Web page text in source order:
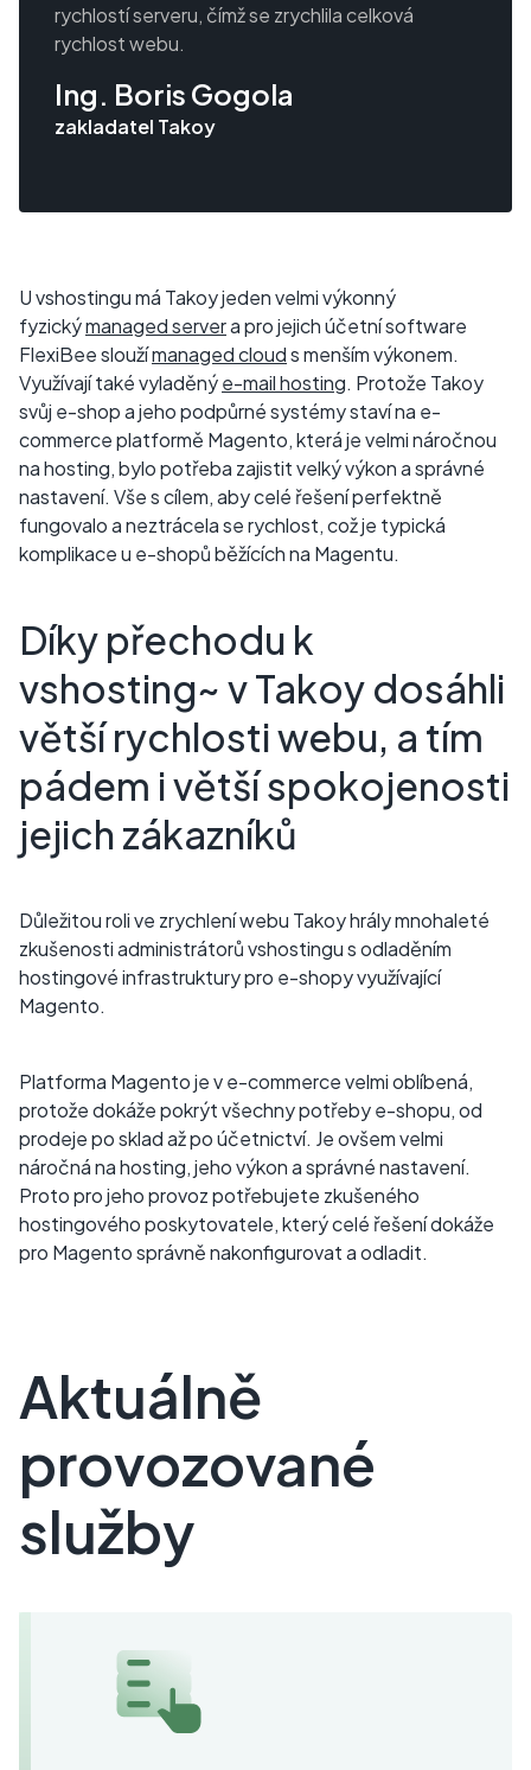
rychlostí serveru, čímž se zrychlila celková
rychlost webu.
Ing. Boris Gogola
zakladatel Takoy
U vshostingu má Takoy jeden velmi výkonný
fyzickýmanaged servera pro jejich účetní software
FlexiBee sloužímanaged clouds menším výkonem.
Využívají také vyladěnýe-mail hosting. Protože Takoy
svůj e-shop a jeho podpůrné systémy staví na e-
commerce platformě Magento, která je velmi náročnou
na hosting, bylo potřeba zajistit velký výkon a správné
nastavení. Vše s cílem, aby celé řešení perfektně
fungovalo a neztrácela se rychlost, což je typická
komplikace u e-shopů běžících na Magentu.
Díky přechodu k
vshosting~ v Takoy dosáhli
větší rychlosti webu, a tím
pádem i větší spokojenosti
jejich zákazníků
Důležitou roli ve zrychlení webu Takoy hrály mnohaleté
zkušenosti administrátorů vshostingu s odladěním
hostingové infrastruktury pro e-shopy využívající
Magento.
Platforma Magento je v e-commerce velmi oblíbená,
protože dokáže pokrýt všechny potřeby e-shopu, od
prodeje po sklad až po účetnictví. Je ovšem velmi
náročná na hosting, jeho výkon a správné nastavení.
Proto pro jeho provoz potřebujete zkušeného
hostingového poskytovatele, který celé řešení dokáže
pro Magento správně nakonfigurovat a odladit.
Aktuálně
provozované
služby